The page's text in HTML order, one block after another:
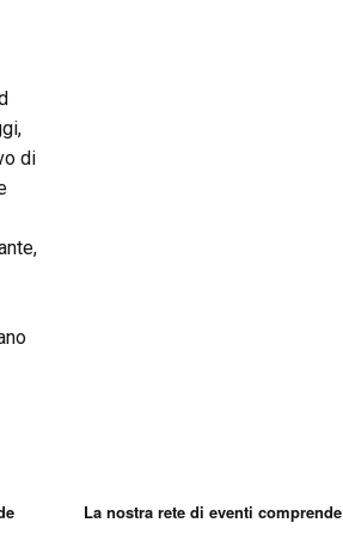
di
La nostra rete di eventi comprende